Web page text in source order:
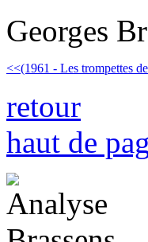
Georges
<<(1961 - Les trompettes
retour
haut de